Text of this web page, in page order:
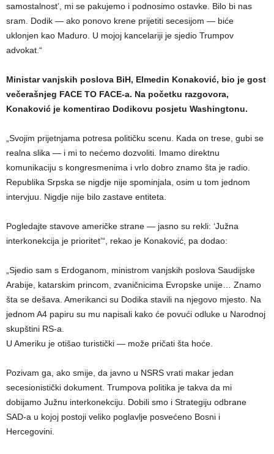
samostalnost’, mi se pakujemo i podnosimo ostavke. Bilo bi nas
sram. Dodik — ako ponovo krene prijetiti secesijom — biće
uklonjen kao Maduro. U mojoj kancelariji je sjedio Trumpov
advokat.“
Ministar vanjskih poslova BiH, Elmedin Konaković, bio je gost
večerašnjeg FACE TO FACE-a. Na početku razgovora,
Konaković je komentirao Dodikovu posjetu Washingtonu.
„Svojim prijetnjama potresa političku scenu. Kada on trese, gubi se
realna slika — i mi to nećemo dozvoliti. Imamo direktnu
komunikaciju s kongresmenima i vrlo dobro znamo šta je radio.
Republika Srpska se nigdje nije spominjala, osim u tom jednom
intervjuu. Nigdje nije bilo zastave entiteta.
Pogledajte stavove američke strane — jasno su rekli: ‘Južna
interkonekcija je prioritet’“, rekao je Konaković, pa dodao:
„Sjedio sam s Erdoganom, ministrom vanjskih poslova Saudijske
Arabije, katarskim princom, zvaničnicima Evropske unije… Znamo
šta se dešava. Amerikanci su Dodika stavili na njegovo mjesto. Na
jednom A4 papiru su mu napisali kako će povući odluke u Narodnoj
skupštini RS-a.
U Ameriku je otišao turistički — može pričati šta hoće.
Pozivam ga, ako smije, da javno u NSRS vrati makar jedan
secesionistički dokument. Trumpova politika je takva da mi
dobijamo Južnu interkonekciju. Dobili smo i Strategiju odbrane
SAD-a u kojoj postoji veliko poglavlje posvećeno Bosni i
Hercegovini.